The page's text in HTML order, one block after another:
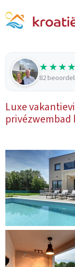
82
Luxe
privézwembad